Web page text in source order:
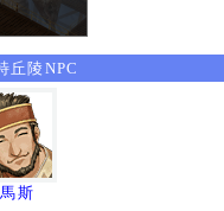
丘陵NPC
斯